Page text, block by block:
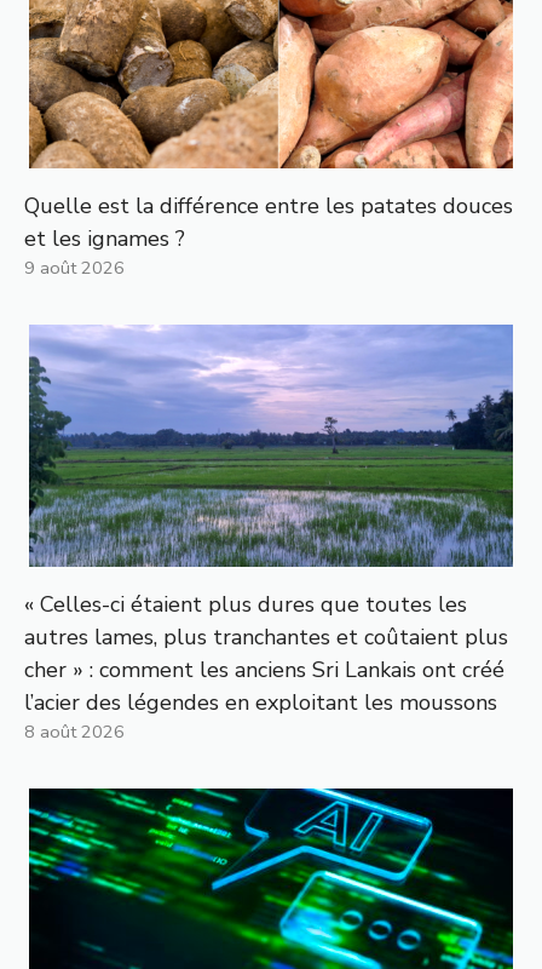
Quelle est la différence entre les patates douces
et les ignames ?
9 août 2026
« Celles-ci étaient plus dures que toutes les
autres lames, plus tranchantes et coûtaient plus
cher » : comment les anciens Sri Lankais ont créé
l’acier des légendes en exploitant les moussons
8 août 2026